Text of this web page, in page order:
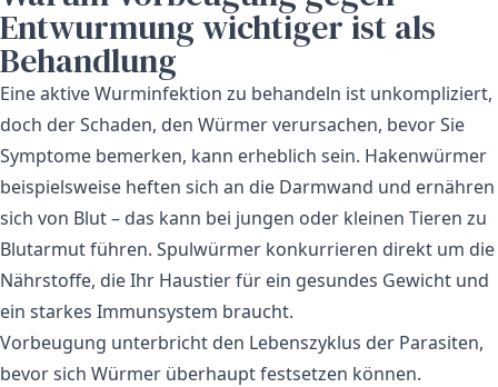
Entwurmung wichtiger ist als
Behandlung
Eine aktive Wurminfektion zu behandeln ist unkompliziert,
doch der Schaden, den Würmer verursachen, bevor Sie
Symptome bemerken, kann erheblich sein. Hakenwürmer
beispielsweise heften sich an die Darmwand und ernähren
sich von Blut – das kann bei jungen oder kleinen Tieren zu
Blutarmut führen. Spulwürmer konkurrieren direkt um die
Nährstoffe, die Ihr Haustier für ein gesundes Gewicht und
ein starkes Immunsystem braucht.
Vorbeugung unterbricht den Lebenszyklus der Parasiten,
bevor sich Würmer überhaupt festsetzen können.